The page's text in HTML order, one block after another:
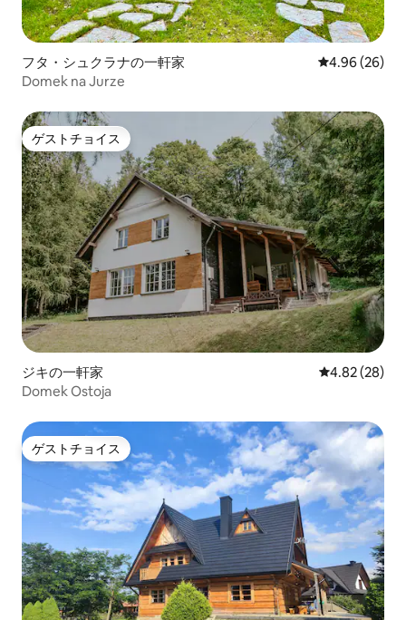
フタ・シュクラナの一軒家 レビュー26
4.96 (26)
Domek na Jurze
ゲストチョイス
ゲストチョイス
ジキの一軒家 レビュー28
4.82 (28)
Domek Ostoja
ゲストチョイス
ゲストチョイス